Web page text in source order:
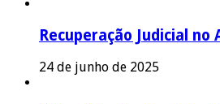
Recuperação Judicial no
24 de junho de 2025